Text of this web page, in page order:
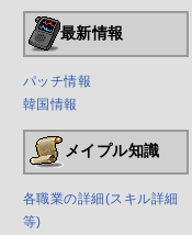
最新情報
パッチ情報
韓国情報
メイプル知識
各職業の詳細(スキル詳細
等)